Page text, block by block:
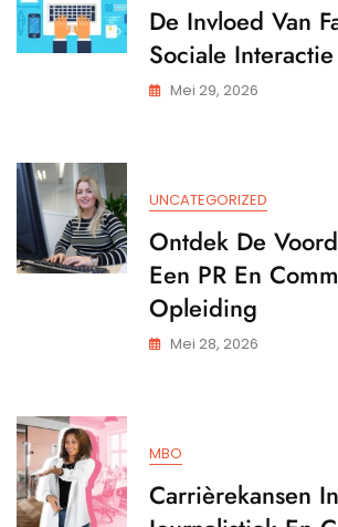
De Invloed Van
Sociale Interactie
Mei 29, 2026
UNCATEGORIZED
Ontdek De
Een PR En
Opleiding
Mei 28, 2026
MBO
Carrièrekansen